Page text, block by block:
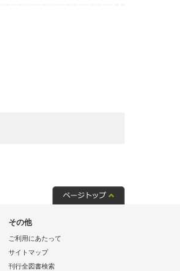
その他
ご利用にあたって
サイトマップ
刊行全図書検索